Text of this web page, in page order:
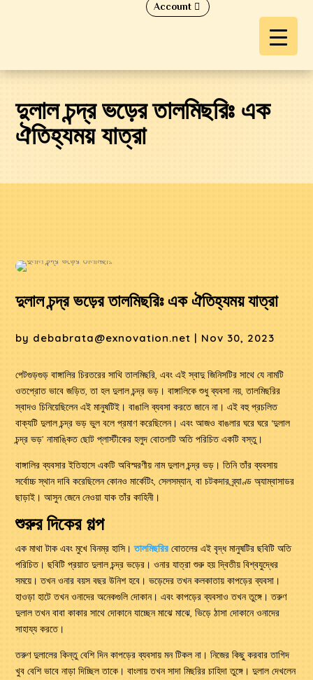
Account
দুলাল চন্দ্র ভড়ের তালমিছরিঃ এক
ঐতিহ্যময় যাত্রা
দুলাল চন্দ্র ভড়ের তালমিছরিঃ এক ঐতিহ্যময় যাত্রা
by debabrata@exnovation.net | Nov 30, 2023
পেটগুড়গুড় বাঙ্গালির চিরতরের সাথি তালমিছরি, এবং এই স্বাদু জিনিসটির সাথে যে নামটি
ওতপ্রোত ভাবে জড়িত, তা হল দুলাল চন্দ্র ভড়। বাঙ্গালিকে শুধু ব্যবসা নয়, তালমিছরির
স্বাদও চিনিয়েছিলেন এই মানুষটিই। বাঙালি ব্যবসা করতে জানে না। এই বহু প্রচলিত
বাক্যটি দুলাল চন্দ্র ভড় ভুল বলে প্রমাণ করেছিলেন। এবং আজও বাঙলার ঘরে ঘরে ‘দুলাল
চন্দ্র ভড়’ নামাঙ্কিত ছোট প্লাস্টীকের হলুদ বোতলটি অতি পরিচিত একটি বস্তু।
বাঙ্গালির ব্যবসার ইতিহাসে একটি অবিস্মরণীয় নাম দুলাল চন্দ্র ভড়। তিনি তাঁর ব্যবসায়
সর্বোচ্চ স্থান দাবি করেছিলেন কোনও মার্কেটিং, সেলসম্যান, বা চটকদার ব্র্যাণ্ড অ্যাম্বাসাডর
ছাড়াই। আসুন জেনে নেওয়া যাক তাঁর কাহিনী।
শুরুর দিকের গল্প
এক মাথা টাক এবং মুখে বিনম্র হাসি।তালমিছরির বোতলের এই বৃদ্ধ মানুষটির ছবিটি অতি
পরিচিত। ছবিটি প্রয়াত দুলাল চন্দ্র ভড়ের। ওনার যাত্রা শুরু হয় দ্বিতীয় বিশ্বযুদ্ধের
সময়ে। তখন ওনার বয়স বছর উনিশ হবে। ভড়েদের তখন কলকাতায় কাপড়ের ব্যবসা।
হাওড়া হাটে তখন ওনাদের অনেকগুলি দোকান। এবং কাপড়ের ব্যবসাও তখন তুঙ্গে। তরুণ
দুলাল তখন বাবা কাকার সাথে দোকানে যাচ্ছেন মাঝে মাঝে, ভিড়ে ঠাসা দোকানে ওনাদের
সাহায্য করতে।
তরুণ দুলালের কিন্তু বেশি দিন কাপড়ের ব্যবসায় মন টিকল না। নিজের কিছু করবার তাগিদ
খুব বেশি ভাবে নাড়া দিচ্ছিল তাকে। বাংলায় তখন সাদা মিছরির চাহিদা তুঙ্গে। দুলাল দেখলেন